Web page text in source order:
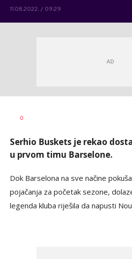
11.08.2022. / 09:29
AUTOR
0
Serhio Buskets je rekao
u prvom timu Barselone.
Dok Barselona na sve načine
pojačanja za početak sezone,
legenda kluba riješila da napusti